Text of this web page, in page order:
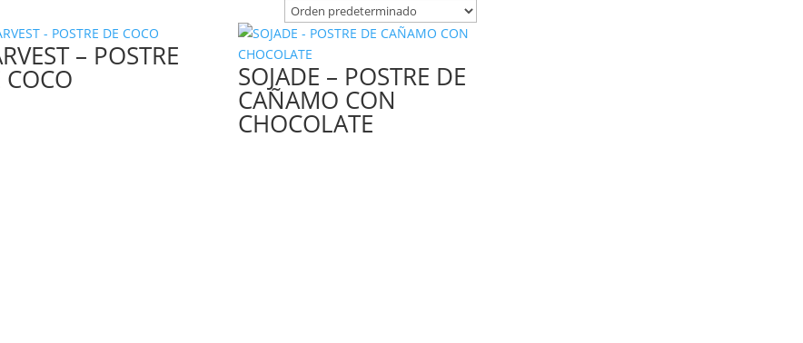
– POSTRE
COCO SOJADE – POSTRE DE
CAÑAMO CON
CHOCOLATE